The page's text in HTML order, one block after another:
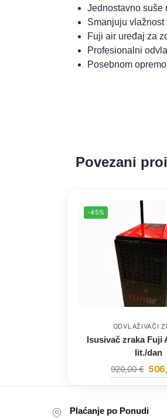
Jednostavno suše
Smanjuju vlažnost
Fuji air uređaj za
Profesionalni
Posebnom
Povezani
-45%
ODVLAŽIVAČI
Isusivač zraka Fuji
lit./dan
920,00€
Plaćanje po Ponudi